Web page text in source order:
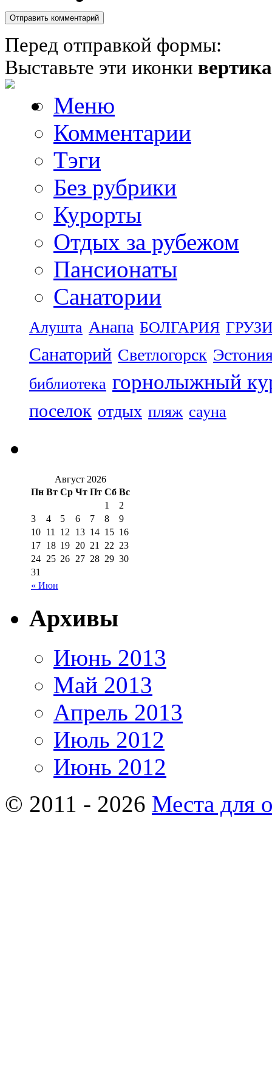
Перед отправкой формы:
Выставьте эти иконки
Меню
Комментарии
Тэги
Без рубрики
Курорты
Отдых за рубежом
Пансионаты
Санатории
Алушта Анапа БОЛГАРИЯ
Санаторий Светлогорск
библиотека горнолыжный
поселок отдых пляж сауна
Август 2026
Пн Вт Ср Чт Пт Сб Вс
« Июн
1
2
3
4 5 6 7 8
9
10 11 12 13 14 15 16
17 18 19 20 21 22 23
24 25 26 27 28 29 30
31
Архивы
Июнь 2013
Май 2013
Апрель 2013
Июль 2012
Июнь 2012
© 2011 - 2026 Места для